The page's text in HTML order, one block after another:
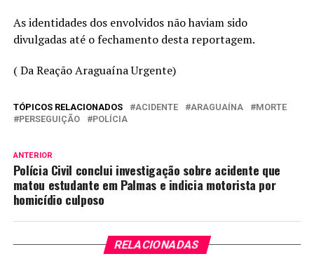
As identidades dos envolvidos não haviam sido
divulgadas até o fechamento desta reportagem.
( Da Reação Araguaína Urgente)
TÓPICOS RELACIONADOS ACIDENTE ARAGUAÍNA
MORTE
PERSEGUIÇÃO
POLÍCIA
ANTERIOR
Polícia Civil conclui investigação sobre acidente que
matou estudante em Palmas e indicia motorista por
homicídio culposo
RELACIONADAS